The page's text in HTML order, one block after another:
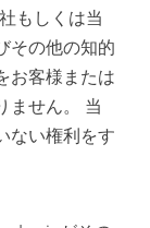
もしくは当
その他の知的
お客様または
ません。 当
ない権利をす